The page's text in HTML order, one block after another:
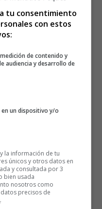
de
acceder a todos lo textos
de transporte rápido
del Gran Londres y
alrededor de Londres.
y 402 kilómetros de
por encima del suelo y
se conoce como el
tu consentimiento
con estos
de contenido y
audiencia y desarrollo de
un dispositivo y/o
la información de tu
únicos y otros datos en
y consultada por 3
bien usada
nosotros como
precisos de
.